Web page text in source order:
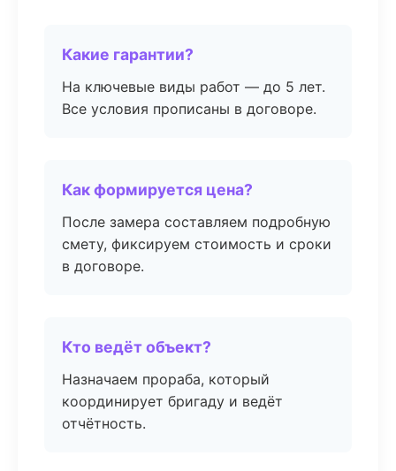
Какие гарантии?
На ключевые виды работ — до 5 лет.
Все условия прописаны в договоре.
Как формируется цена?
После замера составляем подробную
смету, фиксируем стоимость и сроки
в договоре.
Кто ведёт объект?
Назначаем прораба, который
координирует бригаду и ведёт
отчётность.